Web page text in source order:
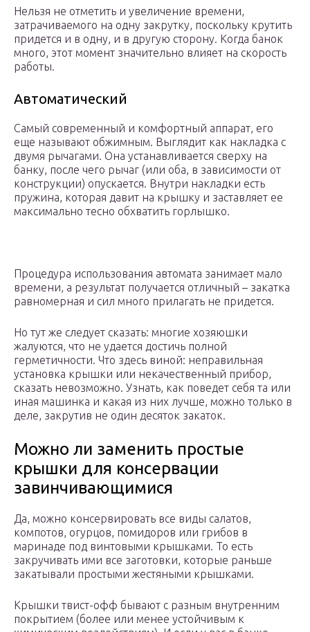
Нельзя не отметить и увеличение времени,
затрачиваемого на одну закрутку, поскольку крутить
придется и в одну, и в другую сторону. Когда банок
много, этот момент значительно влияет на скорость
работы.
Автоматический
Самый современный и комфортный аппарат, его
еще называют обжимным. Выглядит как накладка с
двумя рычагами. Она устанавливается сверху на
банку, после чего рычаг (или оба, в зависимости от
конструкции) опускается. Внутри накладки есть
пружина, которая давит на крышку и заставляет ее
максимально тесно обхватить горлышко.
Процедура использования автомата занимает мало
времени, а результат получается отличный – закатка
равномерная и сил много прилагать не придется.
Но тут же следует сказать: многие хозяюшки
жалуются, что не удается достичь полной
герметичности. Что здесь виной: неправильная
установка крышки или некачественный прибор,
сказать невозможно. Узнать, как поведет себя та или
иная машинка и какая из них лучше, можно только в
деле, закрутив не один десяток закаток.
Можно ли заменить простые
крышки для консервации
завинчивающимися
Да, можно консервировать все виды салатов,
компотов, огурцов, помидоров или грибов в
маринаде под винтовыми крышками. То есть
закручивать ими все заготовки, которые раньше
закатывали простыми жестяными крышками.
Крышки твист-офф бывают с разным внутренним
покрытием (более или менее устойчивым к